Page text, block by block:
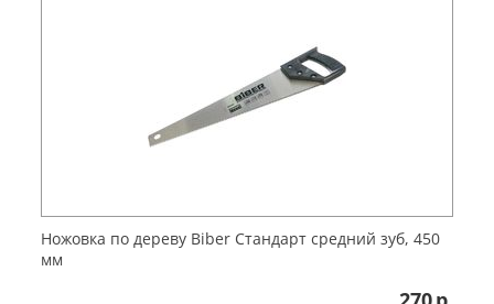
Ножовка по дереву Biber Стандарт средний зуб, 450
мм